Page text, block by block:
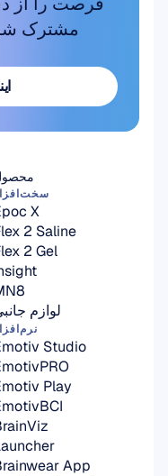
سخت‌افزار
X
2 Saline
2 Gel
لوازم
نرم‌افزار
Studio
Play
App